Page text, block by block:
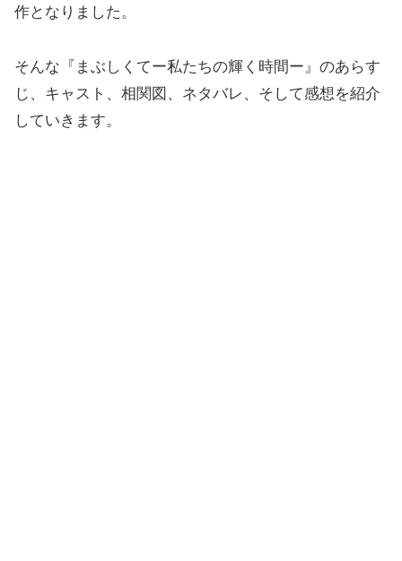
作となりました。
そんな『まぶしくてー私たちの輝く時間ー』のあらす
じ、キャスト、相関図、ネタバレ、そして感想を紹介
していきます。